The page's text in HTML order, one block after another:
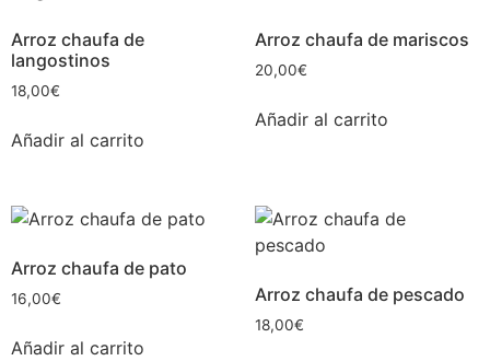
Arroz chaufa de
langostinos
18,00€
Añadir al carrito
Arroz chaufa de mariscos
20,00€
Añadir al carrito
Arroz chaufa de pato
16,00€
Añadir al carrito
Arroz chaufa de pescado
18,00€